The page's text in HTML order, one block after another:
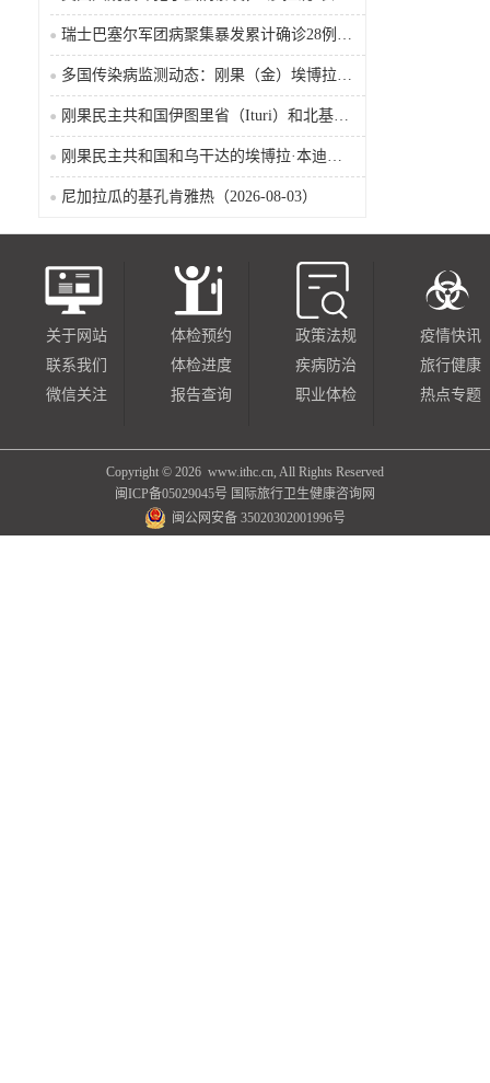
瑞士巴塞尔军团病聚集暴发累计确诊28例含死亡病例
多国传染病监测动态：刚果（金）埃博拉确诊突破4000例
刚果民主共和国伊图里省（Ituri）和北基伍省（Nord-Kivu）的埃博拉·本迪布乔病毒病（2026-08-04）
刚果民主共和国和乌干达的埃博拉·本迪布乔病毒病（2026-08-04）
尼加拉瓜的基孔肯雅热（2026-08-03）
关于网站
联系我们
微信关注
体检预约
体检进度
报告查询
政策法规
疾病防治
职业体检
疫情快讯
旅行健康
热点专题
Copyright © 2026 www.ithc.cn, All Rights Reserved
闽ICP备05029045号 国际旅行卫生健康咨询网
闽公网安备 35020302001996号